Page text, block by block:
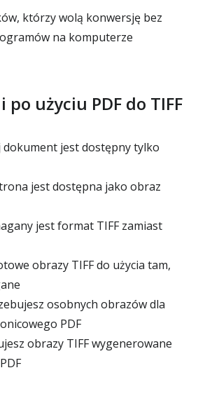
którzy wolą konwersję bez
na komputerze
po użyciu PDF do TIFF
dokument jest dostępny tylko
jest dostępna jako obraz
jest format TIFF zamiast
obrazy TIFF do użycia tam,
osobnych obrazów dla
PDF
obrazy TIFF wygenerowane